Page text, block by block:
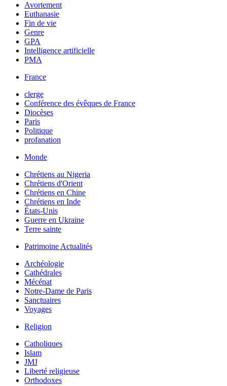
Avortement
Euthanasie
Fin de vie
Genre
GPA
Intelligence artificielle
PMA
France
clerge
Conférence des évêques de France
Diocèses
Paris
Politique
profanation
Monde
Chrétiens au Nigeria
Chrétiens d'Orient
Chrétiens en Chine
Chrétiens en Inde
États-Unis
Guerre en Ukraine
Terre sainte
Patrimoine Actualités
Archéologie
Cathédrales
Mécénat
Notre-Dame de Paris
Sanctuaires
Voyages
Religion
Catholiques
Islam
JMJ
Liberté religieuse
Orthodoxes